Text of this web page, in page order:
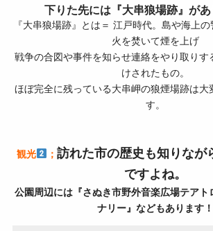
下りた先には『大串狼場跡』があ
『大串狼場跡』とは＝ 江戸時代。島や海上
火を焚いて煙を上げ
戦争の合図や事件を知らせ連絡をやり取りす
けされたもの。
ほぼ完全に残っている大串岬の狼煙場跡は大
す。
観光 ； 訪れた市の歴史も知りなが
ですよね。
公園周辺には『さぬき市野外音楽広場テアト
ナリー』などもあります！